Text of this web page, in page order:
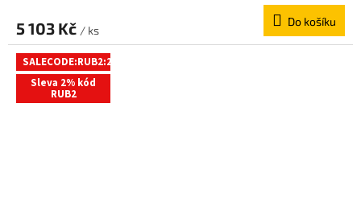
5 103 Kč / ks
Do košíku
SALECODE:RUB2:2:%
Sleva 2% kód
RUB2